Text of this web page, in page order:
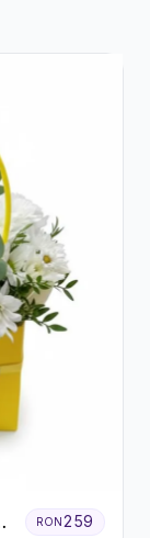
RON259